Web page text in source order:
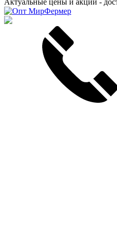
Актуальные цены и акции -